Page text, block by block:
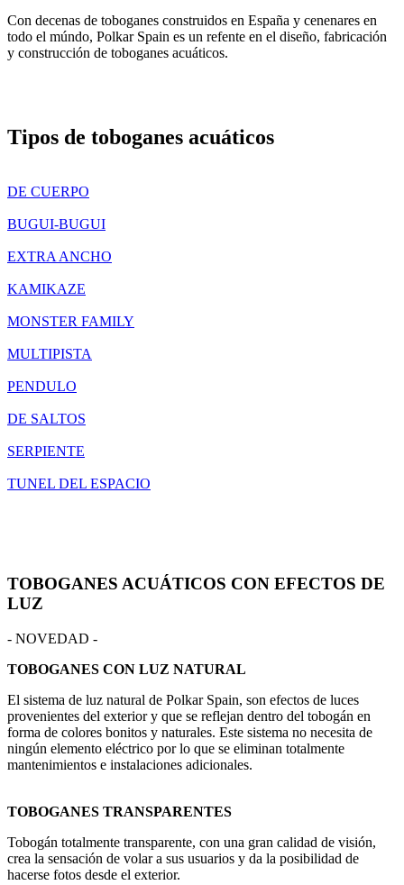
Con decenas de toboganes construidos en España y cenenares en
todo el múndo, Polkar Spain es un refente en el diseño, fabricación
y construcción de toboganes acuáticos.
Tipos de toboganes acuáticos
DE CUERPO
BUGUI-BUGUI
EXTRA ANCHO
KAMIKAZE
MONSTER FAMILY
MULTIPISTA
PENDULO
DE SALTOS
SERPIENTE
TUNEL DEL ESPACIO
TOBOGANES ACUÁTICOS CON EFECTOS DE
LUZ
- NOVEDAD -
TOBOGANES CON LUZ NATURAL
El sistema de luz natural de Polkar Spain, son efectos de luces
provenientes del exterior y que se reflejan dentro del tobogán en
forma de colores bonitos y naturales. Este sistema no necesita de
ningún elemento eléctrico por lo que se eliminan totalmente
mantenimientos e instalaciones adicionales.
TOBOGANES TRANSPARENTES
Tobogán totalmente transparente, con una gran calidad de visión,
crea la sensación de volar a sus usuarios y da la posibilidad de
hacerse fotos desde el exterior.